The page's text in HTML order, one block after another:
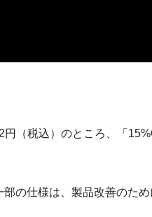
円（税込）のところ、「
部の仕様は、製品改善のた